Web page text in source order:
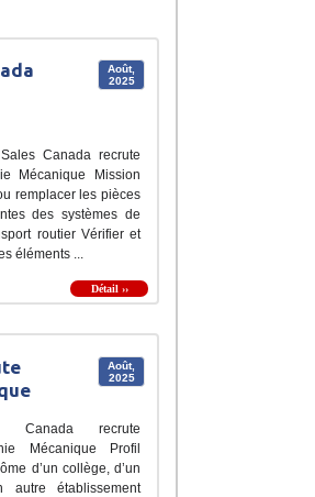
Août,
2025
Canada recrute
Mécanique Mission
remplacer les pièces
des systèmes de
routier Vérifier et
éléments ...
Détail ››
Août,
2025
Canada recrute
Mécanique Profil
d’un collège, d’un
autre établissement